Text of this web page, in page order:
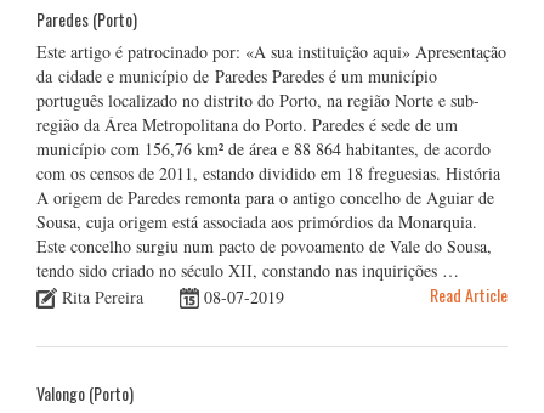
Paredes (Porto)
Este artigo é patrocinado por: «A sua instituição aqui» Apresentação
da cidade e município de Paredes Paredes é um município
português localizado no distrito do Porto, na região Norte e sub-
região da Área Metropolitana do Porto. Paredes é sede de um
município com 156,76 km² de área e 88 864 habitantes, de acordo
com os censos de 2011, estando dividido em 18 freguesias. História
A origem de Paredes remonta para o antigo concelho de Aguiar de
Sousa, cuja origem está associada aos primórdios da Monarquia.
Este concelho surgiu num pacto de povoamento de Vale do Sousa,
tendo sido criado no século XII, constando nas inquirições …
Rita Pereira
08-07-2019 Read Article
Valongo (Porto)